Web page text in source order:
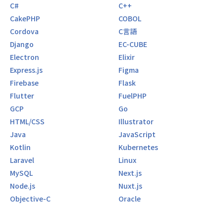
C#
C++
CakePHP
COBOL
Cordova
C言語
Django
EC-CUBE
Electron
Elixir
Express.js
Figma
Firebase
Flask
Flutter
FuelPHP
GCP
Go
HTML/CSS
Illustrator
Java
JavaScript
Kotlin
Kubernetes
Laravel
Linux
MySQL
Next.js
Node.js
Nuxt.js
Objective-C
Oracle